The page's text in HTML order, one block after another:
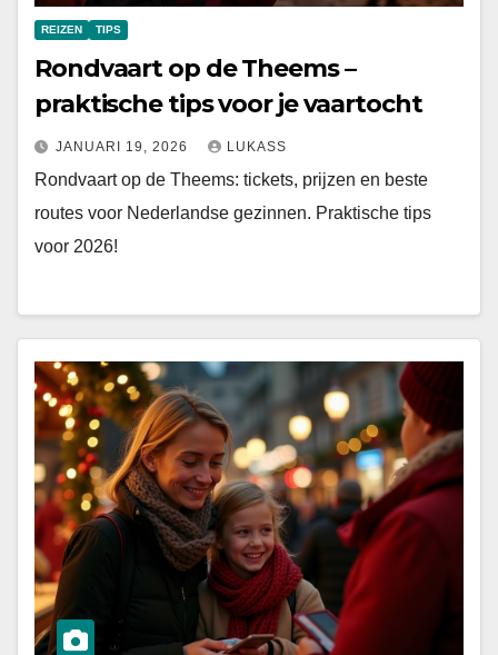
REIZEN TIPS
Rondvaart op de Theems –
praktische tips voor je vaartocht
JANUARI 19, 2026 LUKASS
Rondvaart op de Theems: tickets, prijzen en beste
routes voor Nederlandse gezinnen. Praktische tips
voor 2026!